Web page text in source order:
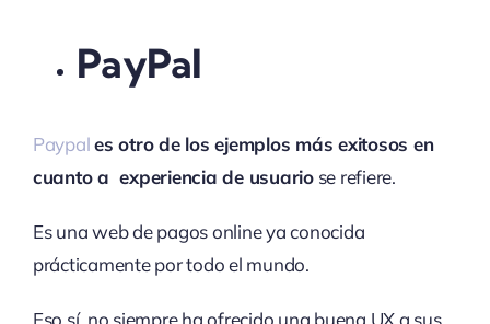
PayPal
Paypal es otro de los ejemplos más exitosos en
cuanto a experiencia de usuariose refiere.
Es una web de pagos online ya conocida
prácticamente por todo el mundo.
Eso sí, no siempre ha ofrecido una buena UX a sus